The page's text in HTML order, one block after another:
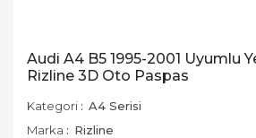
Audi A4 B5 1995-2001 Uyumlu
Rizline 3D Oto Paspas
Kategori
A4 Serisi
Marka
Rizline